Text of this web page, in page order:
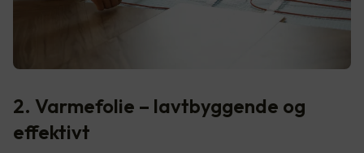
2. Varmefolie – lavtbyggende og
effektivt